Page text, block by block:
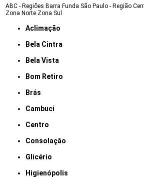
ABC - Regiões Barra Funda São Paulo - Região
Zona Norte Zona Sul
Aclimação
Bela Cintra
Bela Vista
Bom Retiro
Brás
Cambuci
Centro
Consolação
Glicério
Higienópolis